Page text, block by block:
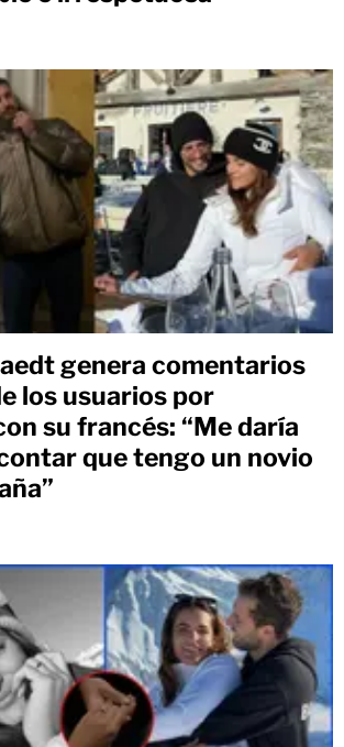
genera comentarios
los usuarios por
su francés: “Me daría
que tengo un novio